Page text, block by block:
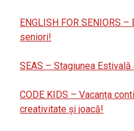
ENGLISH FOR SENIORS
seniori!
SEAS – Stagiunea
CODE KIDS – Vacanța
creativitate și joacă!